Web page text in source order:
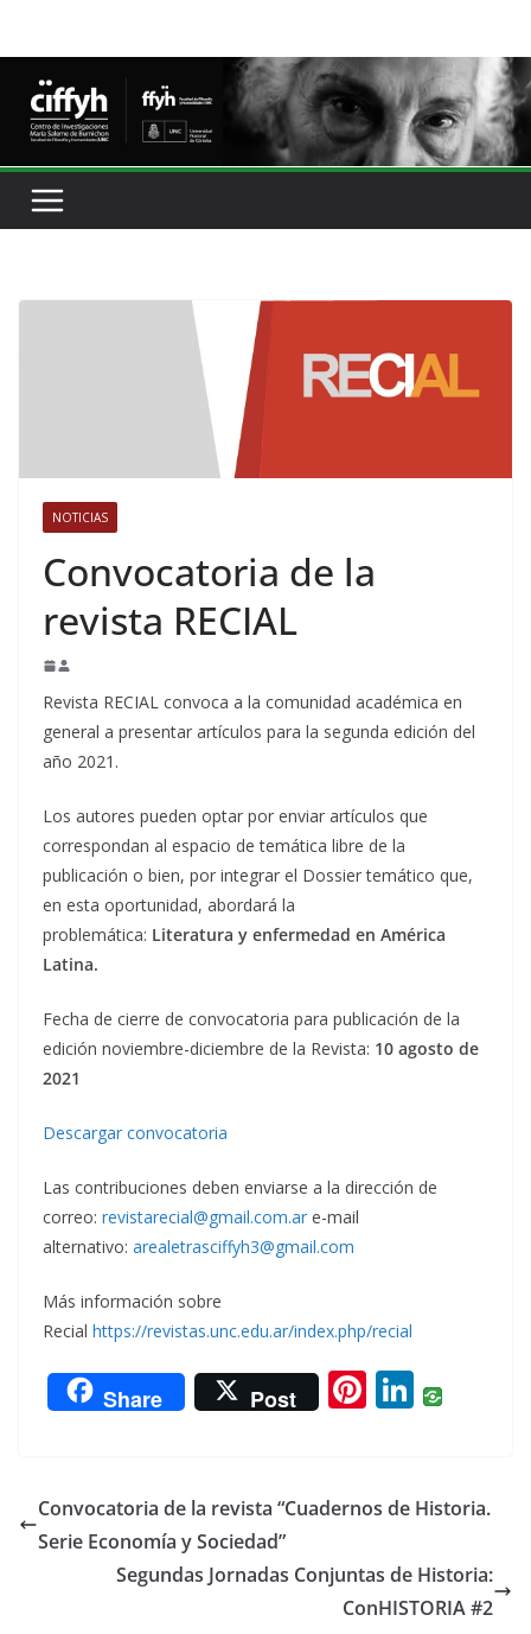
NOTICIAS
Convocatoria de la
revista RECIAL
Revista RECIAL convoca a la comunidad académica en
general a presentar artículos para la segunda edición del
año 2021.
Los autores pueden optar por enviar artículos que
correspondan al espacio de temática libre de la
publicación o bien, por integrar el Dossier temático que,
en esta oportunidad, abordará la
problemática: Literatura y enfermedad en América
Latina.
Fecha de cierre de convocatoria para publicación de la
edición noviembre-diciembre de la Revista: 10 agosto de
2021
Descargar convocatoria
Las contribuciones deben enviarse a la dirección de
correo: revistarecial@gmail.com.ar e-mail
alternativo: arealetrasciffyh3@gmail.com
Más información sobre
Recial https://revistas.unc.edu.ar/index.php/recial
Share Post Pi
e
Li
e
n
Convocatoria de la revista “Cuadernos de Historia.
Serie Economía y Sociedad”
Segundas Jornadas Conjuntas de Historia:
ConHISTORIA #2